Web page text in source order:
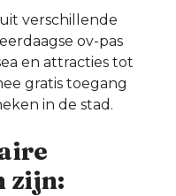
verschillende
ov-pas
en attracties tot
gratis toegang
in de stad.
zijn: